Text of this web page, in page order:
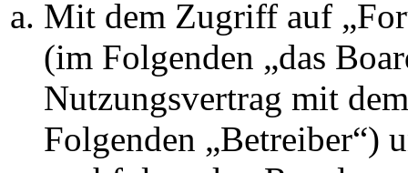
Mit dem Zugriff auf
(im Folgenden „das
Nutzungsvertrag mit
Folgenden „Betreiber“)